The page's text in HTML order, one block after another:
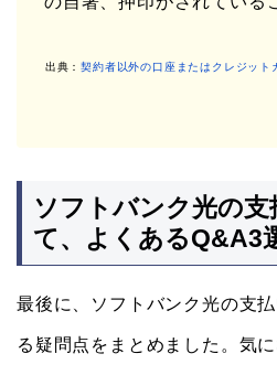
出典：契約者以外の口座またはクレジット
ソフトバンク光の支
て、よくあるQ&A3
最後に、ソフトバンク光の支
る疑問点をまとめました。気